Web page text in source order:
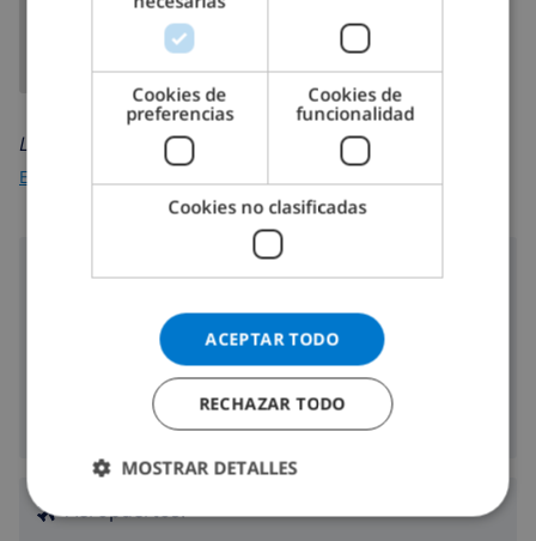
Leer más sobre:
España
Distancia hasta el mar:
Distancia hasta las tiendas:
Distancia hasta la vida nocturna:
Distancia hasta los restaurantes:
Aeropuertos:
DANISH
Cookies de
preferencias
Cookies de
funcionalidad
Cookies no clasificadas
ACEPTAR TODO
RECHAZAR TODO
MOSTRAR DETALLES